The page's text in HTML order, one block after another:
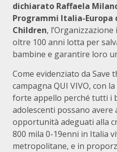
dichiarato Raffaela
Programmi Italia-Europa
Children,
oltre 100 anni lotta per
bambine e garantire loro
Come evidenziato da Save
campagna QUI VIVO, con
forte appello perché tutti i
adolescenti possano avere
opportunità adeguati alla
800 mila 0-19enni in Italia
metropolitane, e in